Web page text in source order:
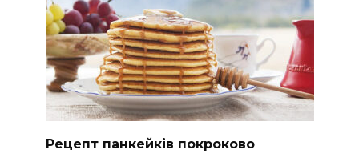
Рецепт панкейків покроково